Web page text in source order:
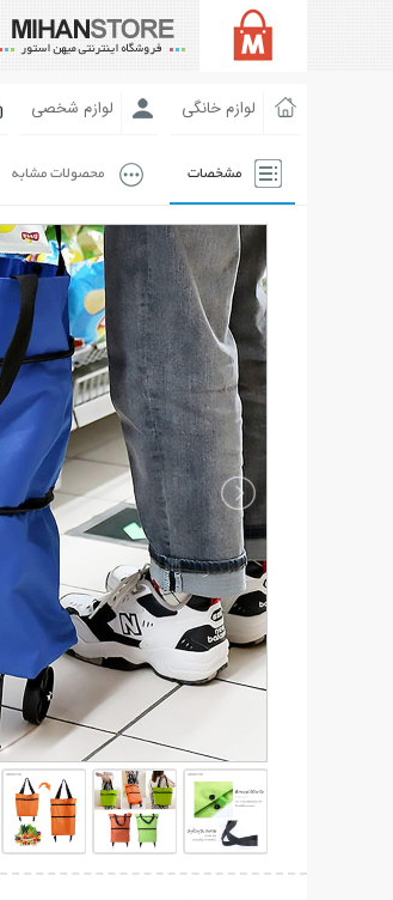
لوازم خانگی لوازم شخصی
مشخصات محصولات مشابه